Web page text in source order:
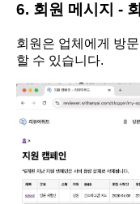
6. 회원 메시지 -
회원은 업체에게 방
할 수 있습니다.